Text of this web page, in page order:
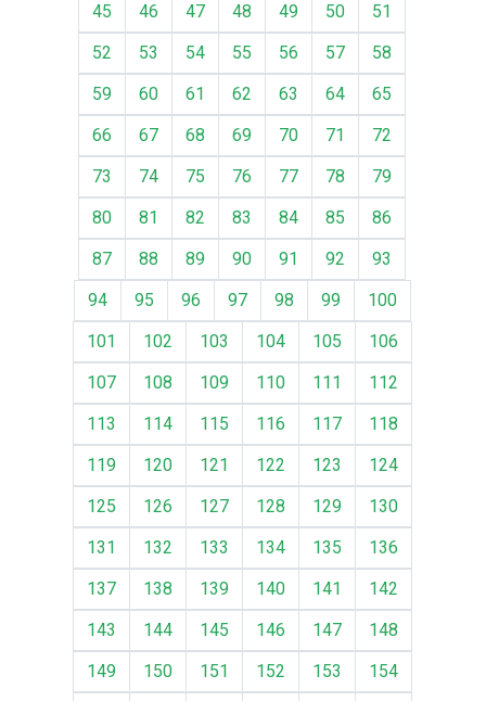
45
46 47 48 49 50
51
52
53 54 55 56 57
58
59
60 61 62 63 64
65
66
67 68 69 70 71
72
73
74 75 76 77 78
79
80
81 82 83 84 85
86
87
88 89 90 91 92
93
94
95 96 97 98 99
100
101
102 103 104 105
106
107
108 109 110 111
112
113
114 115 116 117
118
119
120 121 122 123
124
125
126 127 128 129
130
131
132 133 134 135
136
137
138 139 140 141
142
143
144 145 146 147
148
149
150 151 152 153
154